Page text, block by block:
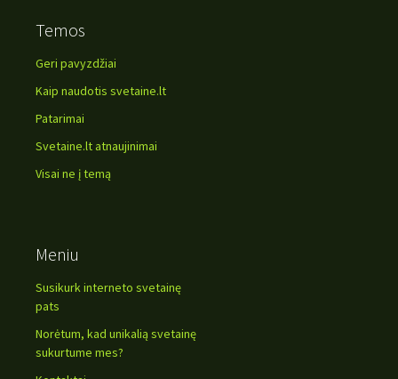
Temos
Geri pavyzdžiai
Kaip naudotis svetaine.lt
Patarimai
Svetaine.lt atnaujinimai
Visai ne į temą
Meniu
Susikurk interneto svetainę
pats
Norėtum, kad unikalią svetainę
sukurtume mes?